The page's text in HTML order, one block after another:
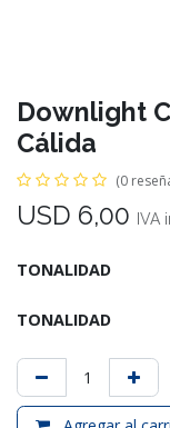
Downlight
Cálida
(0
USD 6,00 IVA
TONALIDAD
TONALIDAD